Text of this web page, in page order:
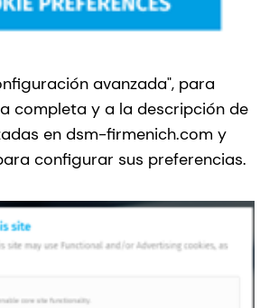
avanzada", para
completa y a la descripción de
en dsm-firmenich.com y
configurar sus preferencias.